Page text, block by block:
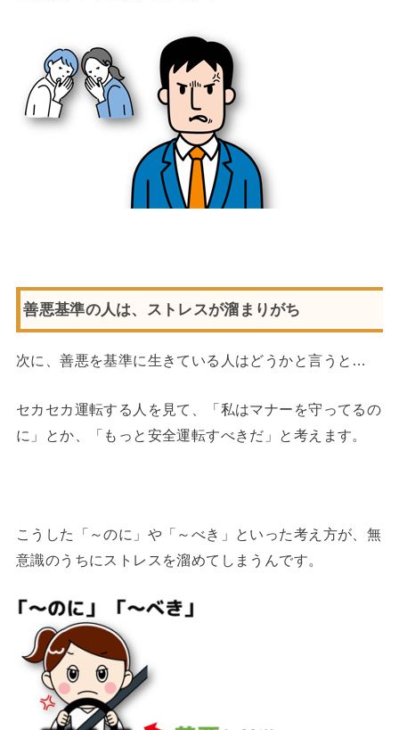
善悪基準の人は、ストレスが溜まりがち
次に、善悪を基準に生きている人はどうかと言うと…
セカセカ運転する人を見て、「私はマナーを守ってるの
に」とか、「もっと安全運転すべきだ」と考えます。
こうした「～のに」や「～べき」といった考え方が、無
意識のうちにストレスを溜めてしまうんです。